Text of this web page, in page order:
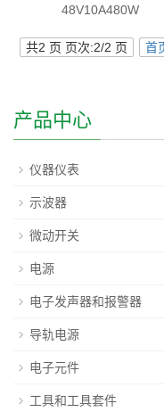
48V10A480W
共2 页 页次:2/2 页 首
产品中心
仪器仪表
示波器
微动开关
电源
电子发声器和报警器
导轨电源
电子元件
工具和工具套件